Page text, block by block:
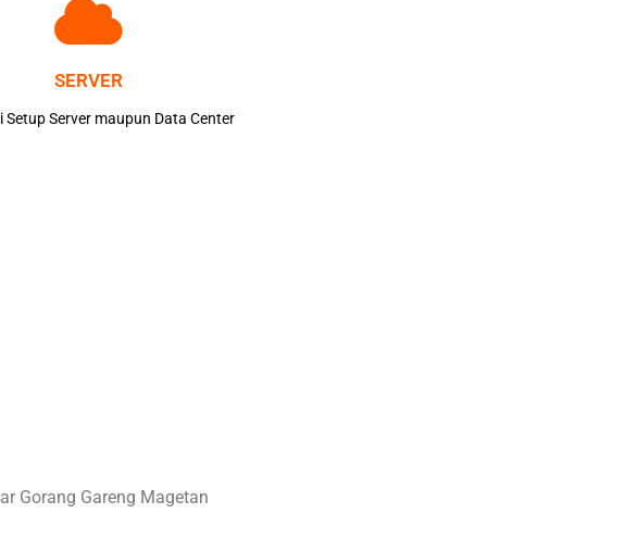
SERVER
Setup Server maupun Data Center
Gorang Gareng Magetan